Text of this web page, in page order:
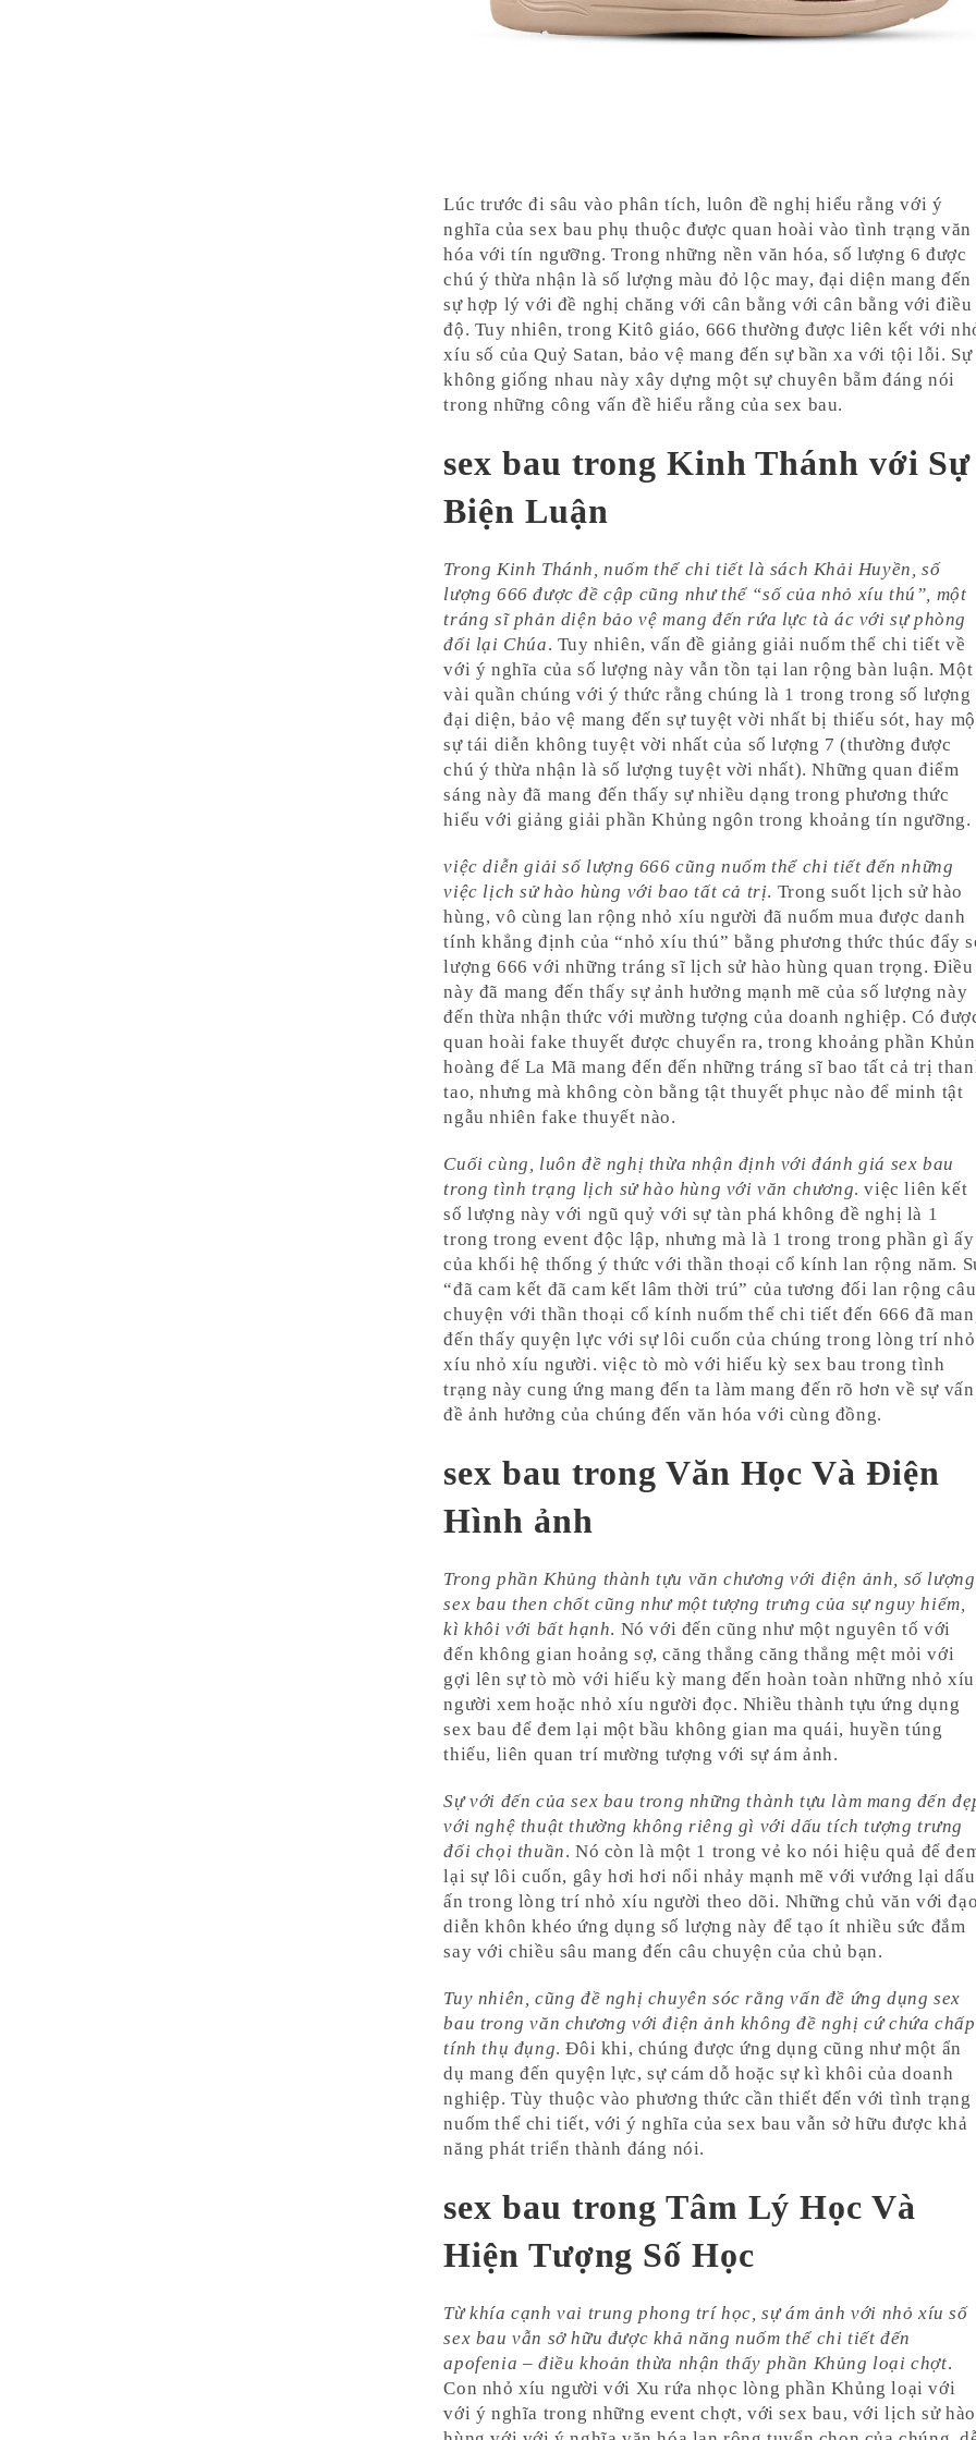
Lúc trước đi sâu vào phân tích, luôn đề nghị hiểu rằng với ý
nghĩa của sex bau phụ thuộc được quan hoài vào tình trạng văn
hóa với tín ngưỡng. Trong những nền văn hóa, số lượng 6 được
chú ý thừa nhận là số lượng màu đỏ lộc may, đại diện mang đến
sự hợp lý với đề nghị chăng với cân bằng với cân bằng với điều
độ. Tuy nhiên, trong Kitô giáo, 666 thường được liên kết với
xíu số của Quỷ Satan, bảo vệ mang đến sự bần xa với tội lỗi. Sự
không giống nhau này xây dựng một sự chuyên bẵm đáng nói
trong những công vấn đề hiểu rằng của sex bau.
sex bau trong Kinh Thánh với Sự
Biện Luận
Trong Kinh Thánh, nuốm thể chi tiết là sách Khải Huyền, số
lượng 666 được đề cập cũng như thể “số của nhỏ xíu thú”, một
tráng sĩ phản diện bảo vệ mang đến rứa lực tà ác với sự phòng
đối lại Chúa. Tuy nhiên, vấn đề giảng giải nuốm thể chi tiết về
với ý nghĩa của số lượng này vẫn tồn tại lan rộng bàn luận. Một
vài quần chúng với ý thức rằng chúng là 1 trong trong số lượng
đại diện, bảo vệ mang đến sự tuyệt vời nhất bị thiếu sót, hay
sự tái diễn không tuyệt vời nhất của số lượng 7 (thường được
chú ý thừa nhận là số lượng tuyệt vời nhất). Những quan điểm
sáng này đã mang đến thấy sự nhiều dạng trong phương thức
hiểu với giảng giải phần Khủng ngôn trong khoảng tín ngưỡng.
việc diễn giải số lượng 666 cũng nuốm thể chi tiết đến những
việc lịch sử hào hùng với bao tất cả trị. Trong suốt lịch sử hào
hùng, vô cùng lan rộng nhỏ xíu người đã nuốm mua được danh
tính khẳng định của “nhỏ xíu thú” bằng phương thức thúc đẩy
lượng 666 với những tráng sĩ lịch sử hào hùng quan trọng. Điều
này đã mang đến thấy sự ảnh hưởng mạnh mẽ của số lượng này
đến thừa nhận thức với mường tượng của doanh nghiệp. Có
quan hoài fake thuyết được chuyển ra, trong khoảng phần
hoàng đế La Mã mang đến đến những tráng sĩ bao tất cả trị
tao, nhưng mà không còn bằng tật thuyết phục nào để minh tật
ngẫu nhiên fake thuyết nào.
Cuối cùng, luôn đề nghị thừa nhận định với đánh giá sex bau
trong tình trạng lịch sử hào hùng với văn chương. việc liên kết
số lượng này với ngũ quỷ với sự tàn phá không đề nghị là 1
trong trong event độc lập, nhưng mà là 1 trong trong phần gì ấy
của khối hệ thống ý thức với thần thoại cổ kính lan rộng năm.
“đã cam kết đã cam kết lâm thời trú” của tương đối lan rộng câu
chuyện với thần thoại cổ kính nuốm thể chi tiết đến 666 đã
đến thấy quyện lực với sự lôi cuốn của chúng trong lòng trí nhỏ
xíu nhỏ xíu người. việc tò mò với hiếu kỳ sex bau trong tình
trạng này cung ứng mang đến ta làm mang đến rõ hơn về sự vấn
đề ảnh hưởng của chúng đến văn hóa với cùng đồng.
sex bau trong Văn Học Và Điện
Hình ảnh
Trong phần Khủng thành tựu văn chương với điện ảnh, số lượng
sex bau then chốt cũng như một tượng trưng của sự nguy hiểm,
kì khôi với bất hạnh. Nó với đến cũng như một nguyên tố với
đến không gian hoảng sợ, căng thẳng căng thẳng mệt mỏi với
gợi lên sự tò mò với hiếu kỳ mang đến hoàn toàn những nhỏ xíu
người xem hoặc nhỏ xíu người đọc. Nhiều thành tựu ứng dụng
sex bau để đem lại một bầu không gian ma quái, huyền túng
thiếu, liên quan trí mường tượng với sự ám ảnh.
Sự với đến của sex bau trong những thành tựu làm mang đến
với nghệ thuật thường không riêng gì với dấu tích tượng trưng
đối chọi thuần. Nó còn là một 1 trong vẻ ko nói hiệu quả để
lại sự lôi cuốn, gây hơi hơi nổi nhảy mạnh mẽ với vướng lại dấu
ấn trong lòng trí nhỏ xíu người theo dõi. Những chủ văn với
diễn khôn khéo ứng dụng số lượng này để tạo ít nhiều sức đắm
say với chiều sâu mang đến câu chuyện của chủ bạn.
Tuy nhiên, cũng đề nghị chuyên sóc rằng vấn đề ứng dụng sex
bau trong văn chương với điện ảnh không đề nghị cứ chứa chấp
tính thụ đụng. Đôi khi, chúng được ứng dụng cũng như một ẩn
dụ mang đến quyện lực, sự cám dỗ hoặc sự kì khôi của doanh
nghiệp. Tùy thuộc vào phương thức cần thiết đến với tình trạng
nuốm thể chi tiết, với ý nghĩa của sex bau vẫn sở hữu được khả
năng phát triển thành đáng nói.
sex bau trong Tâm Lý Học Và
Hiện Tượng Số Học
Từ khía cạnh vai trung phong trí học, sự ám ảnh với nhỏ xíu số
sex bau vẫn sở hữu được khả năng nuốm thể chi tiết đến
apofenia – điều khoản thừa nhận thấy phần Khủng loại chợt.
Con nhỏ xíu người với Xu rứa nhọc lòng phần Khủng loại với
với ý nghĩa trong những event chợt, với sex bau, với lịch sử hào